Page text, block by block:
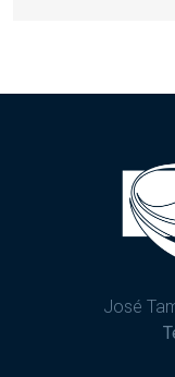
José